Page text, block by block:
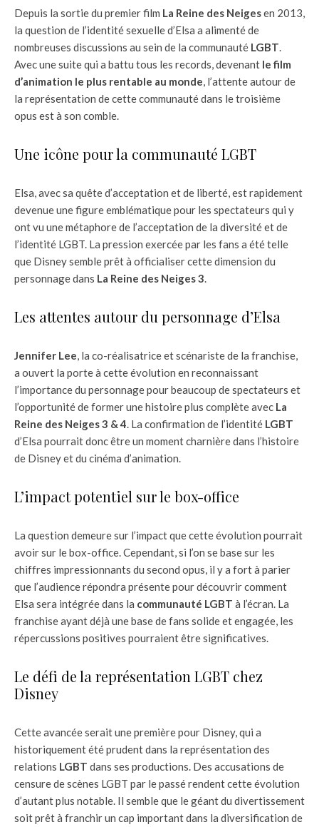
Depuis la sortie du premier film La Reine des Neigesen 2013,
la question de l’identité sexuelle d’Elsa a alimenté de
nombreuses discussions au sein de la communauté LGBT.
Avec une suite qui a battu tous les records, devenant le film
d’animation le plus rentable au monde, l’attente autour de
la représentation de cette communauté dans le troisième
opus est à son comble.
Une icône pour la communauté LGBT
Elsa, avec sa quête d’acceptation et de liberté, est rapidement
devenue une figure emblématique pour les spectateurs qui y
ont vu une métaphore de l’acceptation de la diversité et de
l’identité LGBT. La pression exercée par les fans a été telle
que Disney semble prêt à officialiser cette dimension du
personnage dans La Reine des Neiges 3.
Les attentes autour du personnage d’Elsa
Jennifer Lee, la co-réalisatrice et scénariste de la franchise,
a ouvert la porte à cette évolution en reconnaissant
l’importance du personnage pour beaucoup de spectateurs et
l’opportunité de former une histoire plus complète avec La
Reine des Neiges 3 & 4. La confirmation de l’identité LGBT
d’Elsa pourrait donc être un moment charnière dans l’histoire
de Disney et du cinéma d’animation.
L’impact potentiel sur le box-office
La question demeure sur l’impact que cette évolution pourrait
avoir sur le box-office. Cependant, si l’on se base sur les
chiffres impressionnants du second opus, il y a fort à parier
que l’audience répondra présente pour découvrir comment
Elsa sera intégrée dans la communauté LGBT à l’écran. La
franchise ayant déjà une base de fans solide et engagée, les
répercussions positives pourraient être significatives.
Le défi de la représentation LGBT chez
Disney
Cette avancée serait une première pour Disney, qui a
historiquement été prudent dans la représentation des
relations LGBT dans ses productions. Des accusations de
censure de scènes LGBT par le passé rendent cette évolution
d’autant plus notable. Il semble que le géant du divertissement
soit prêt à franchir un cap important dans la diversification de